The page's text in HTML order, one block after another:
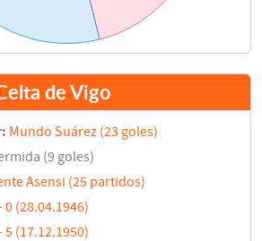
de Vigo
Mundo Suárez (23 goles)
(9 goles)
Asensi (25 partidos)
0 (28.04.1946)
5 (17.12.1950)